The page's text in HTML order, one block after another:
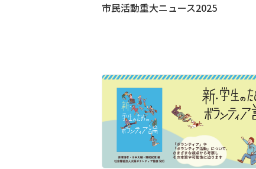
市民活動重大ニュース2025